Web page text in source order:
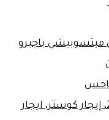
ميتسوبيشي باجيرو
ايجار اتوبيس 33 ايجار اتوبيس 28، إيجار كوستر، ايجار